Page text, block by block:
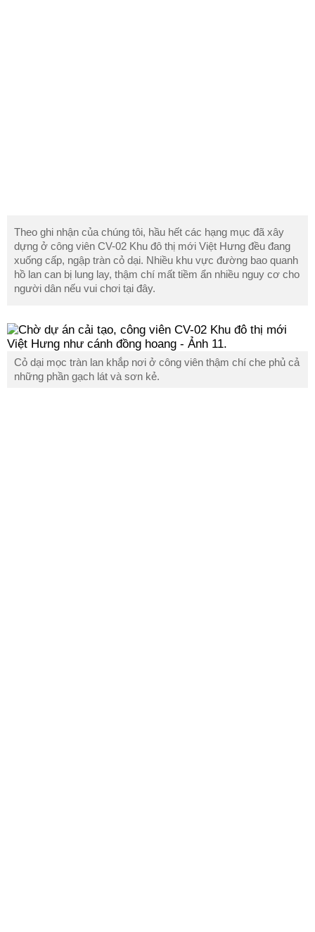
Theo ghi nhận của chúng tôi, hầu hết các hạng mục đã xây
dựng ở công viên CV-02 Khu đô thị mới Việt Hưng đều đang
xuống cấp, ngập tràn cỏ dại. Nhiều khu vực đường bao quanh
hồ lan can bị lung lay, thậm chí mất tiềm ẩn nhiều nguy cơ cho
người dân nếu vui chơi tại đây.
Cỏ dại mọc tràn lan khắp nơi ở công viên thậm chí che phủ cả
những phần gạch lát và sơn kẻ.